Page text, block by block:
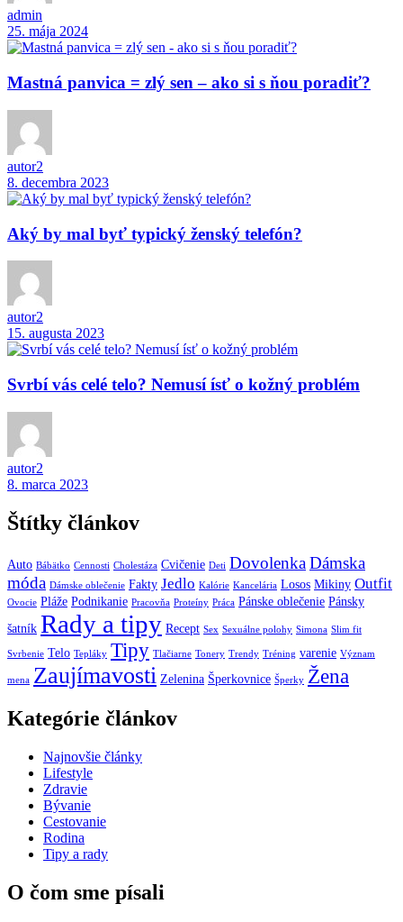
admin
25. mája 2024
Mastná panvica = zlý sen – ako si s ňou poradiť?
autor2
8. decembra 2023
Aký by mal byť typický ženský telefón?
autor2
15. augusta 2023
Svrbí vás celé telo? Nemusí ísť o kožný problém
autor2
8. marca 2023
Štítky článkov
Auto Bábätko Cennosti Cholestáza Cvičenie Deti DovolenkaDámska
móda Dámske oblečenie Fakty Jedlo Kalórie Kancelária Losos Mikiny Outfit
Ovocie Pláže Podnikanie Pracovňa Proteíny Práca Pánske oblečenie Pánsky
šatník Rady a tipy Recept Sex Sexuálne polohy Simona Slim fit
Svrbenie Telo Tepláky Tipy Tlačiarne Tonery Trendy Tréning varenie Význam
mena Zaujímavosti Zelenina Šperkovnice Šperky Žena
Kategórie článkov
Najnovšie články
Lifestyle
Zdravie
Bývanie
Cestovanie
Rodina
Tipy a rady
O čom sme písali